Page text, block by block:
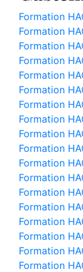
Formation
Formation
Formation
Formation
Formation
Formation
Formation
Formation
Formation
Formation
Formation
Formation
Formation
Formation
Formation
Formation
Formation
Formation